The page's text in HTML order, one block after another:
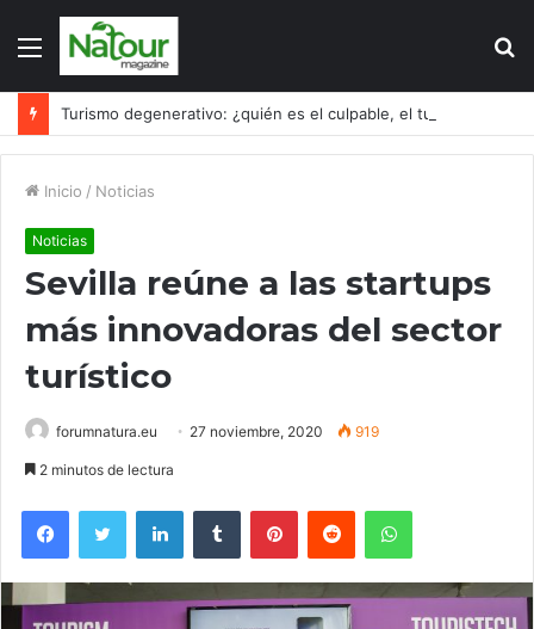
Menú
Inicio / Noticias
Noticias
Sevilla reúne a las startups
más innovadoras del sector
turístico
forumnatura.eu 27 noviembre, 2020 919
2 minutos de lectura
FacebookTwitter LinkedInTumblr PinterestReddit WhatsApp